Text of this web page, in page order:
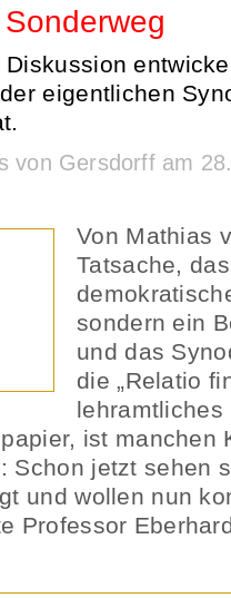
eigentlichen
von Gersdorff am
Von Mathias
Tatsache,
sondern ein
und das
die „Relatio
lehramtliches
ist manchen
Schon jetzt sehen
und wollen nun
Professor